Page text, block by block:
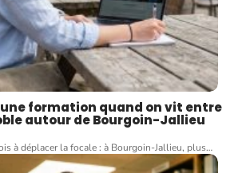
formation quand on vit entre
autour de Bourgoin-Jallieu
à déplacer la focale : à Bourgoin-Jallieu, plus…